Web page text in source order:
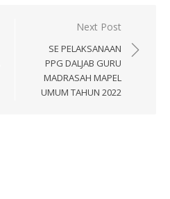
Next Post
SE PELAKSANAAN
PPG DALJAB GURU
MADRASAH MAPEL
UMUM TAHUN 2022